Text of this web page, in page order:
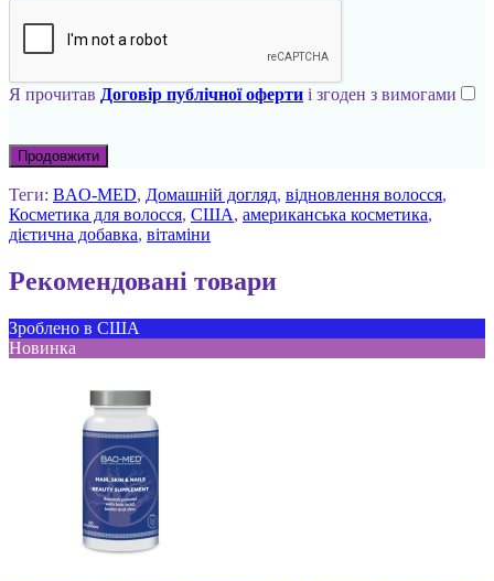
Я прочитав Договір публічної оферти і згоден з вимогами
Продовжити
Теги: BAO-MED, Домашній догляд, відновлення волосся,
Косметика для волосся, США, американська косметика,
дієтична добавка, вітаміни
Рекомендовані товари
Зроблено в США
Новинка